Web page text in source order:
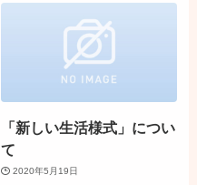
「新しい生活様式」につい
て
2020年5月19日